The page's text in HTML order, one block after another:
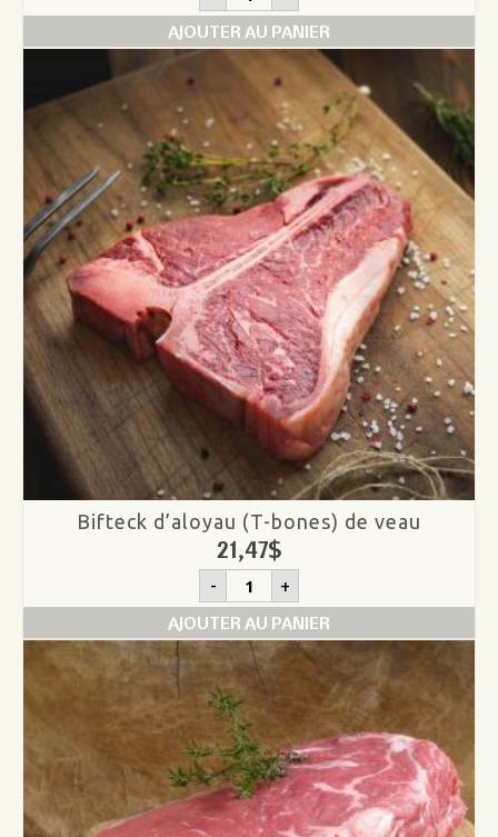
de
Rôti
de
faux-
veau
AJOUTER AU PANIER
Bifteck d’aloyau (T-bones) de veau
21,47$
- quantité
de
Bifteck
d’aloyau
(T-
bones)
de
veau
+
AJOUTER AU PANIER